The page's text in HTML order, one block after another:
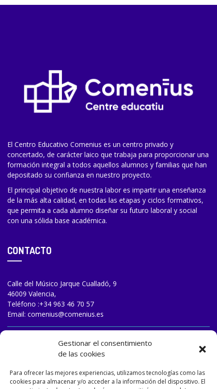
Gestionar el consentimiento
de las cookies
Para ofrecer las mejores experiencias, utilizamos tecnologías como las
cookies para almacenar y/o acceder a la información del dispositivo. El
El Centro Educativo Comenius es un centro privado y
concertado, de carácter laico que trabaja para proporcionar una
formación integral a todos aquellos alumnos y familias que han
depositado su confianza en nuestro proyecto.
El principal objetivo de nuestra labor es impartir una enseñanza
de la más alta calidad, en todas las etapas y ciclos formativos,
que permita a cada alumno diseñar su futuro laboral y social
con una sólida base académica.
CONTACTO
Calle del Músico Jarque Cualladó, 9
46009 Valencia,
Teléfono :+34 963 46 70 57
Email: comenius@comenius.es